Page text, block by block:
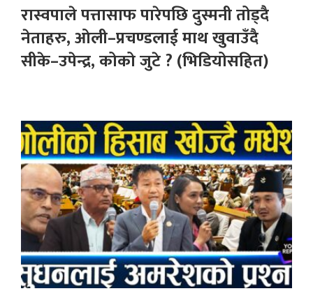
रास्वपाले पत्तासाफ पारेपछि दुस्मनी तोड्दै
नेताहरु, ओली–प्रचण्डलाई माथ खुवाउँदै
सीके–उपेन्द्र, कोको जुटे ? (भिडियोसहित)